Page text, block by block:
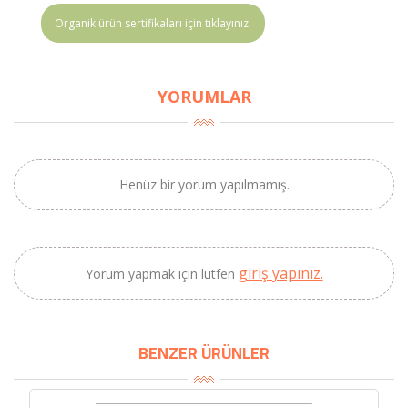
Organik ürün sertifikaları için tıklayınız.
YORUMLAR
Henüz bir yorum yapılmamış.
Yorum yapmak için lütfen giriş yapınız.
BENZER ÜRÜNLER